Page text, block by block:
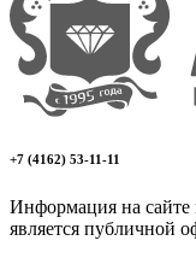
+7 (4162) 53-11-11
Информация на сайте
является публичной